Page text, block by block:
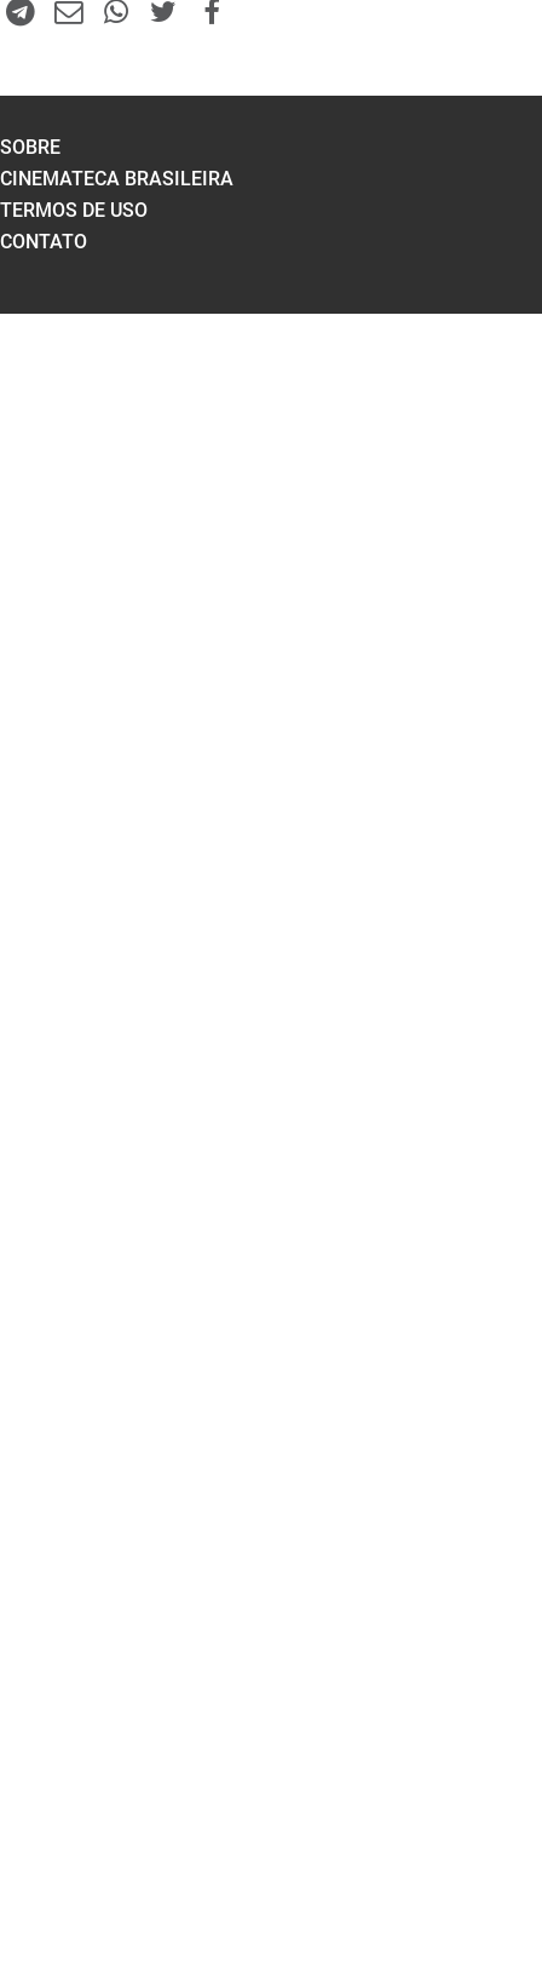
SOBRE
CINEMATECA BRASILEIRA
TERMOS DE USO
CONTATO